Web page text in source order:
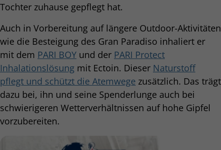
Tochter zuhause gepflegt hat.
Auch in Vorbereitung auf längere Outdoor-Aktivitäten
wie die Besteigung des Gran Paradiso inhaliert er
mit dem PARI BOY und der PARI Protect
Inhalationslösung mit Ectoin. Dieser Naturstoff
pflegt und schützt die Atemwege zusätzlich. Das trägt
dazu bei, ihn und seine Spenderlunge auch bei
schwierigeren Wetterverhältnissen auf hohe Gipfel
vorzubereiten.